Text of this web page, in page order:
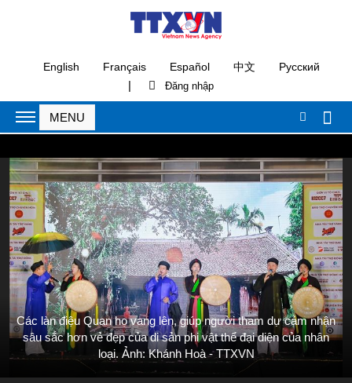
English Français Español 中文 Русский
|
Các làn điệu Quan họ vang lên, giúp người tham dự cảm nhận
sâu sắc hơn vẻ đẹp của di sản phi vật thể đại diện của nhân
loại. Ảnh: Khánh Hoà - TTXVN